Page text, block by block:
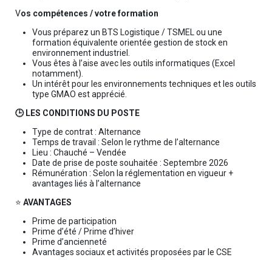
Vos compétences / votre formation
Vous préparez un BTS Logistique / TSMEL ou une
formation équivalente orientée gestion de stock en
environnement industriel.
Vous êtes à l’aise avec les outils informatiques (Excel
notamment).
Un intérêt pour les environnements techniques et les outils
type GMAO est apprécié.
🕒 LES CONDITIONS DU POSTE
Type de contrat : Alternance
Temps de travail : Selon le rythme de l’alternance
Lieu : Chauché – Vendée
Date de prise de poste souhaitée : Septembre 2026
Rémunération : Selon la réglementation en vigueur +
avantages liés à l’alternance
⭐ AVANTAGES
Prime de participation
Prime d’été / Prime d’hiver
Prime d’ancienneté
Avantages sociaux et activités proposées par le CSE